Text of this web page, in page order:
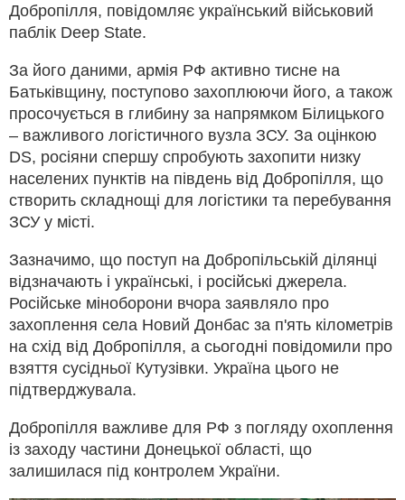
Добропілля, повідомляє український військовий
паблік Deep State.
За його даними, армія РФ активно тисне на
Батьківщину, поступово захоплюючи його, а також
просочується в глибину за напрямком Білицького
– важливого логістичного вузла ЗСУ. За оцінкою
DS, росіяни спершу спробують захопити низку
населених пунктів на південь від Добропілля, що
створить складнощі для логістики та перебування
ЗСУ у місті.
Зазначимо, що поступ на Добропільській ділянці
відзначають і українські, і російські джерела.
Російське міноборони вчора заявляло про
захоплення села Новий Донбас за п'ять кілометрів
на схід від Добропілля, а сьогодні повідомили про
взяття сусідньої Кутузівки. Україна цього не
підтверджувала.
Добропілля важливе для РФ з погляду охоплення
із заходу частини Донецької області, що
залишилася під контролем України.